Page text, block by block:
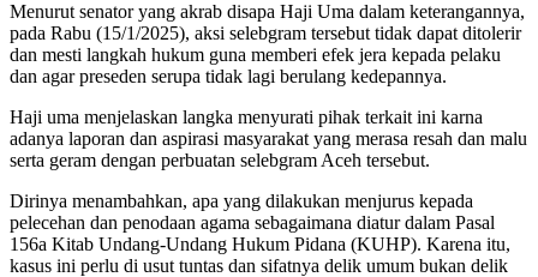
Menurut senator yang akrab disapa Haji Uma dalam keterangannya,
pada Rabu (15/1/2025), aksi selebgram tersebut tidak dapat ditolerir
dan mesti langkah hukum guna memberi efek jera kepada pelaku
dan agar preseden serupa tidak lagi berulang kedepannya.
Haji uma menjelaskan langka menyurati pihak terkait ini karna
adanya laporan dan aspirasi masyarakat yang merasa resah dan malu
serta geram dengan perbuatan selebgram Aceh tersebut.
Dirinya menambahkan, apa yang dilakukan menjurus kepada
pelecehan dan penodaan agama sebagaimana diatur dalam Pasal
156a Kitab Undang-Undang Hukum Pidana (KUHP). Karena itu,
kasus ini perlu di usut tuntas dan sifatnya delik umum bukan delik